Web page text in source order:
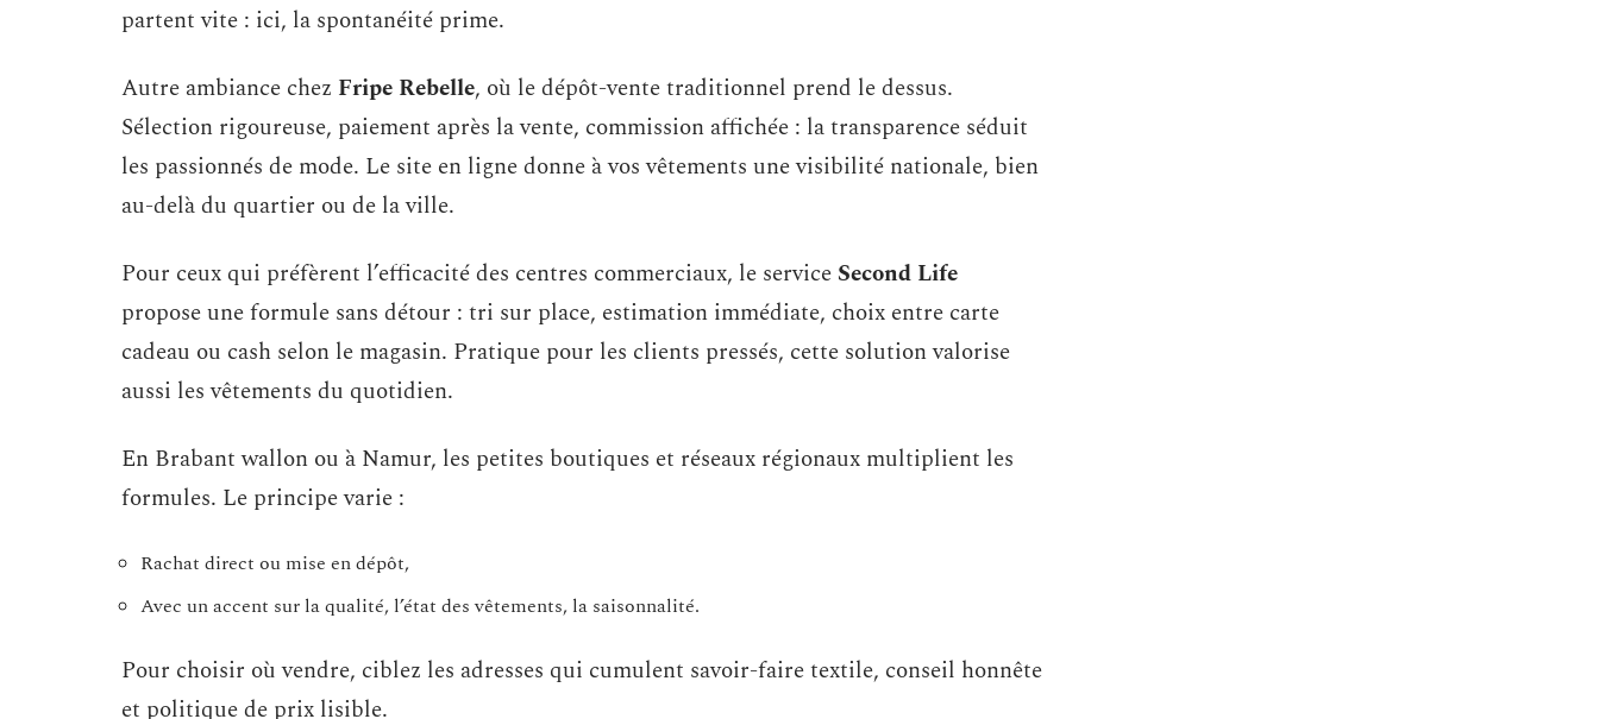
partent vite : ici, la spontanéité prime.
Autre ambiance chez Fripe Rebelle, où le dépôt-vente traditionnel prend le dessus.
Sélection rigoureuse, paiement après la vente, commission affichée : la transparence séduit
les passionnés de mode. Le site en ligne donne à vos vêtements une visibilité nationale, bien
au-delà du quartier ou de la ville.
Pour ceux qui préfèrent l’efficacité des centres commerciaux, le service Second Life
propose une formule sans détour : tri sur place, estimation immédiate, choix entre carte
cadeau ou cash selon le magasin. Pratique pour les clients pressés, cette solution valorise
aussi les vêtements du quotidien.
En Brabant wallon ou à Namur, les petites boutiques et réseaux régionaux multiplient les
formules. Le principe varie :
Rachat direct ou mise en dépôt,
Avec un accent sur la qualité, l’état des vêtements, la saisonnalité.
Pour choisir où vendre, ciblez les adresses qui cumulent savoir-faire textile, conseil honnête
et politique de prix lisible.